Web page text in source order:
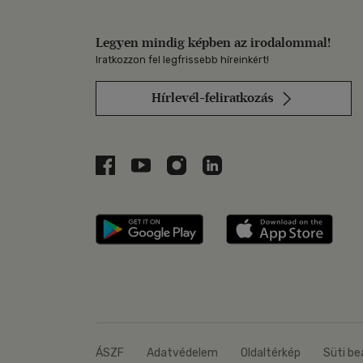
Legyen mindig képben az irodalommal!
Iratkozzon fel legfrissebb híreinkért!
Hírlevél-feliratkozás
Libri a Facebookon
Libri a Youtube-on
Libri az Instagramon
Libri a LinkedInen
Libri applikáció Szerezd
ÁSZF Adatvédelem Oldaltérkép Süti